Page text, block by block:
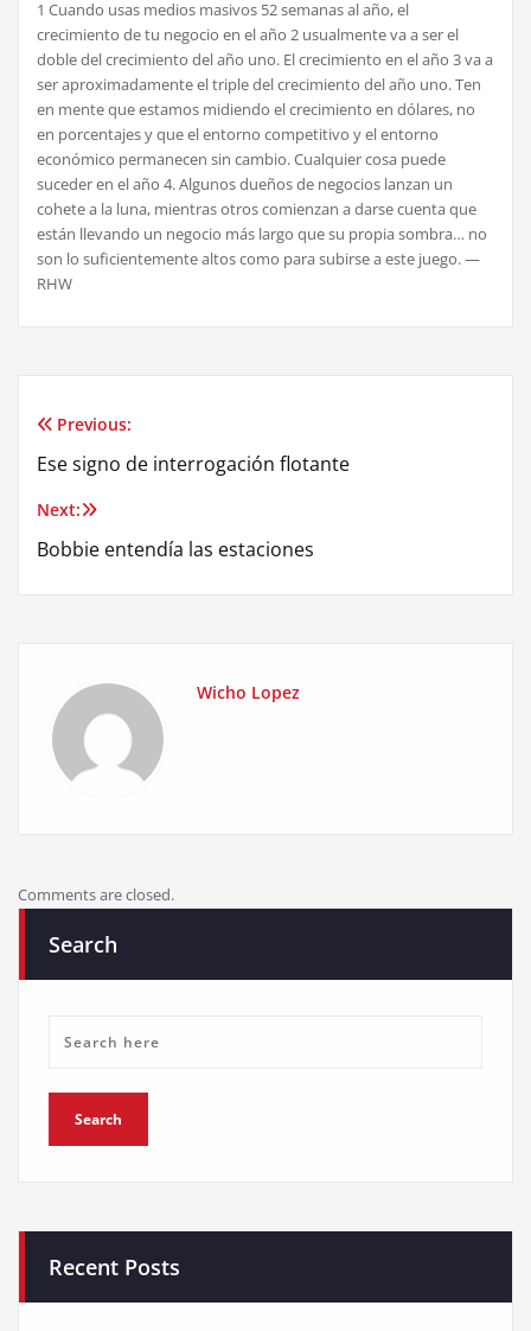
1 Cuando usas medios masivos 52 semanas al año, el
crecimiento de tu negocio en el año 2 usualmente va a ser el
doble del crecimiento del año uno. El crecimiento en el año 3 va a
ser aproximadamente el triple del crecimiento del año uno. Ten
en mente que estamos midiendo el crecimiento en dólares, no
en porcentajes y que el entorno competitivo y el entorno
económico permanecen sin cambio. Cualquier cosa puede
suceder en el año 4. Algunos dueños de negocios lanzan un
cohete a la luna, mientras otros comienzan a darse cuenta que
están llevando un negocio más largo que su propia sombra… no
son lo suficientemente altos como para subirse a este juego. —
RHW
Post
navigation
Previous:
Ese signo de interrogación flotante
Next:
Bobbie entendía las estaciones
Wicho Lopez
Comments are closed.
Search
Recent Posts